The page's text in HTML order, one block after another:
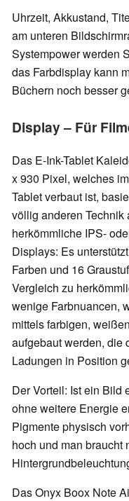
Uhrzeit, Akkustand,
am unteren
Systempower werden
das Farbdisplay kann
Büchern noch besser
Display – Für
Das E-Ink-Tablet
x 930 Pixel, welches
Tablet verbaut ist,
völlig anderen Technik
herkömmliche IPS-
Displays: Es
Farben und 16
Vergleich zu
wenige Farbnuancen,
mittels farbigen,
aufgebaut werden, die
Ladungen in Position
Der Vorteil: Ist ein Bild
ohne weitere Energie
Pigmente physisch
hoch und man braucht
Das Onyx Boox Note